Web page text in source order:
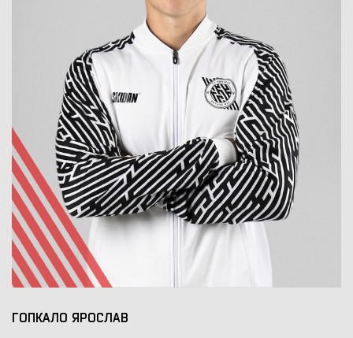
ГОПКАЛО ЯРОСЛАВ